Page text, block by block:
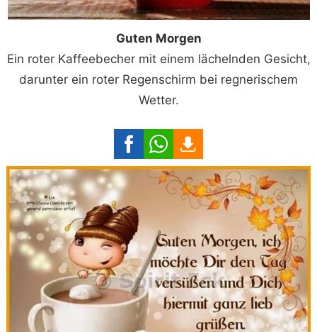
Guten Morgen
Ein roter Kaffeebecher mit einem lächelnden Gesicht,
darunter ein roter Regenschirm bei regnerischem
Wetter.